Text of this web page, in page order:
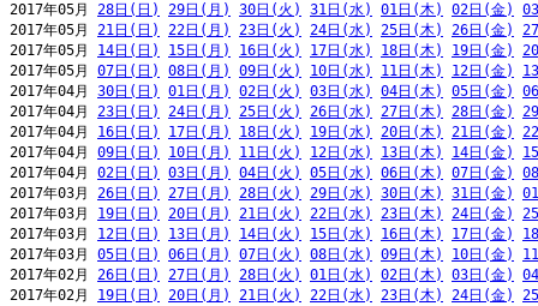
2017年05月 28日(日) 29日(月) 30日(火) 31日(水) 01日(木) 02日(金)
2017年05月 21日(日) 22日(月) 23日(火) 24日(水) 25日(木) 26日(金)
2017年05月 14日(日) 15日(月) 16日(火) 17日(水) 18日(木) 19日(金)
2017年05月 07日(日) 08日(月) 09日(火) 10日(水) 11日(木) 12日(金)
2017年04月 30日(日) 01日(月) 02日(火) 03日(水) 04日(木) 05日(金)
2017年04月 23日(日) 24日(月) 25日(火) 26日(水) 27日(木) 28日(金)
2017年04月 16日(日) 17日(月) 18日(火) 19日(水) 20日(木) 21日(金)
2017年04月 09日(日) 10日(月) 11日(火) 12日(水) 13日(木) 14日(金)
2017年04月 02日(日) 03日(月) 04日(火) 05日(水) 06日(木) 07日(金)
2017年03月 26日(日) 27日(月) 28日(火) 29日(水) 30日(木) 31日(金)
2017年03月 19日(日) 20日(月) 21日(火) 22日(水) 23日(木) 24日(金)
2017年03月 12日(日) 13日(月) 14日(火) 15日(水) 16日(木) 17日(金)
2017年03月 05日(日) 06日(月) 07日(火) 08日(水) 09日(木) 10日(金)
2017年02月 26日(日) 27日(月) 28日(火) 01日(水) 02日(木) 03日(金)
2017年02月 19日(日) 20日(月) 21日(火) 22日(水) 23日(木) 24日(金)